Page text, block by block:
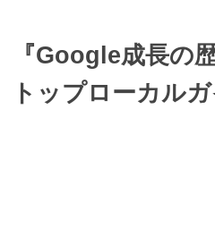
『Google成長の
トップローカル